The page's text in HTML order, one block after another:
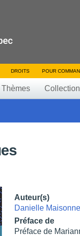
DROITS POUR
Thèmes
Auteur(s)
Danielle
Préface de
Préface de